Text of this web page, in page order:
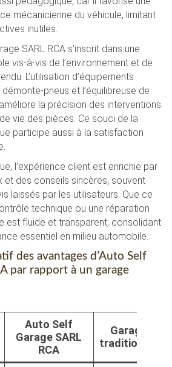
mécanicienne du véhicule, limitant
inutiles.
SARL RCA s’inscrit dans une
vis-à-vis de l’environnement et de
L’utilisation d’équipements
pneus et l’équilibreuse de
la précision des interventions
vie des pièces. Ce souci de la
participe aussi à la satisfaction
l’expérience client est enrichie par
et des conseils sincères, souvent
laissés par les utilisateurs. Que ce
technique ou une réparation
est fluide et transparent, consolidant
essentiel en milieu automobile.
des avantages d’Auto Self
par rapport à un garage
Auto Self
Garage SARL
RCA
Garage
traditionnel